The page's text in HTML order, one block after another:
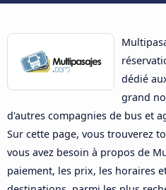
dédié
grand
d'autres compagnies de bus et
Sur cette page, vous trouverez
vous avez besoin à propos de
paiement, les prix, les horaires